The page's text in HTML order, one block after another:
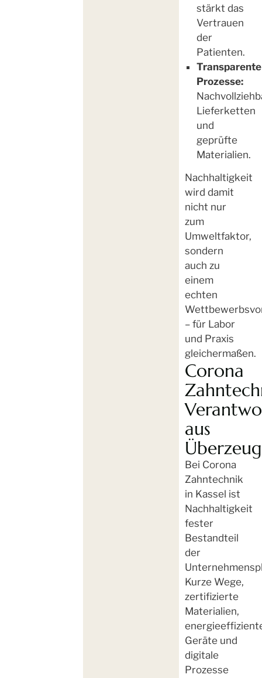
stärkt das
Vertrauen
der
Patienten.
Transparente
Prozesse:
Lieferketten
und
geprüfte
Materialien.
Nachhaltigkeit
wird damit
nicht nur
zum
Umweltfaktor,
sondern
auch zu
einem
echten
– für Labor
und Praxis
gleichermaßen.
Corona
aus
Bei Corona
Zahntechnik
in Kassel ist
Nachhaltigkeit
fester
Bestandteil
der
Kurze Wege,
zertifizierte
Materialien,
Geräte und
digitale
Prozesse